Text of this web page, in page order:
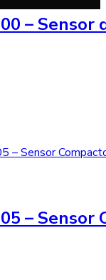
–
– Sensor